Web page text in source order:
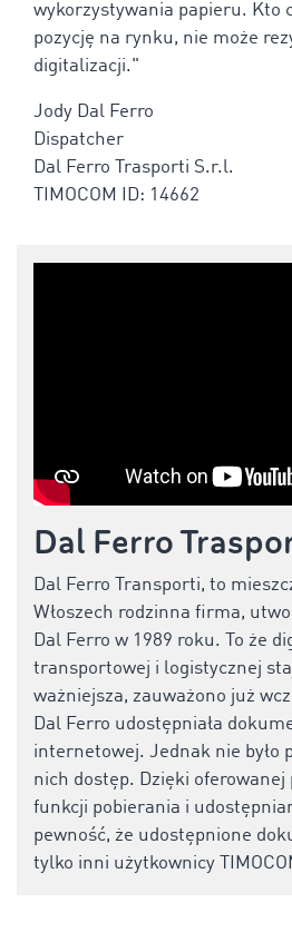
wykorzystywania papieru. Kto
pozycję na rynku, nie może
digitalizacji."
Jody Dal Ferro
Dispatcher
Dal Ferro Trasporti S.r.l.
TIMOCOM ID: 14662
Dal Ferro
Dal Ferro Transporti, to
Włoszech rodzinna firma,
Dal Ferro w 1989 roku. To że
transportowej i logistycznej
ważniejsza, zauważono już
Dal Ferro udostępniała
internetowej. Jednak nie było
nich dostęp. Dzięki oferowanej
funkcji pobierania i
pewność, że udostępnione
tylko inni użytkownicy